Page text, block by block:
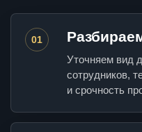
01
Уточняем вид
сотрудников,
и срочность